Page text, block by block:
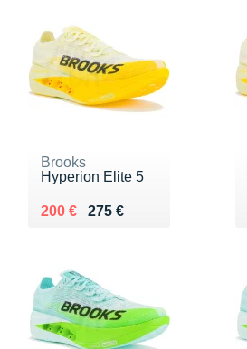
Brooks
Hyperion Elite 5
275 €
Au lieu de 275 €
200 €
Vendu 200 €